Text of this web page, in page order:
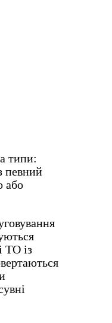
типи:
певний
або
ТО із